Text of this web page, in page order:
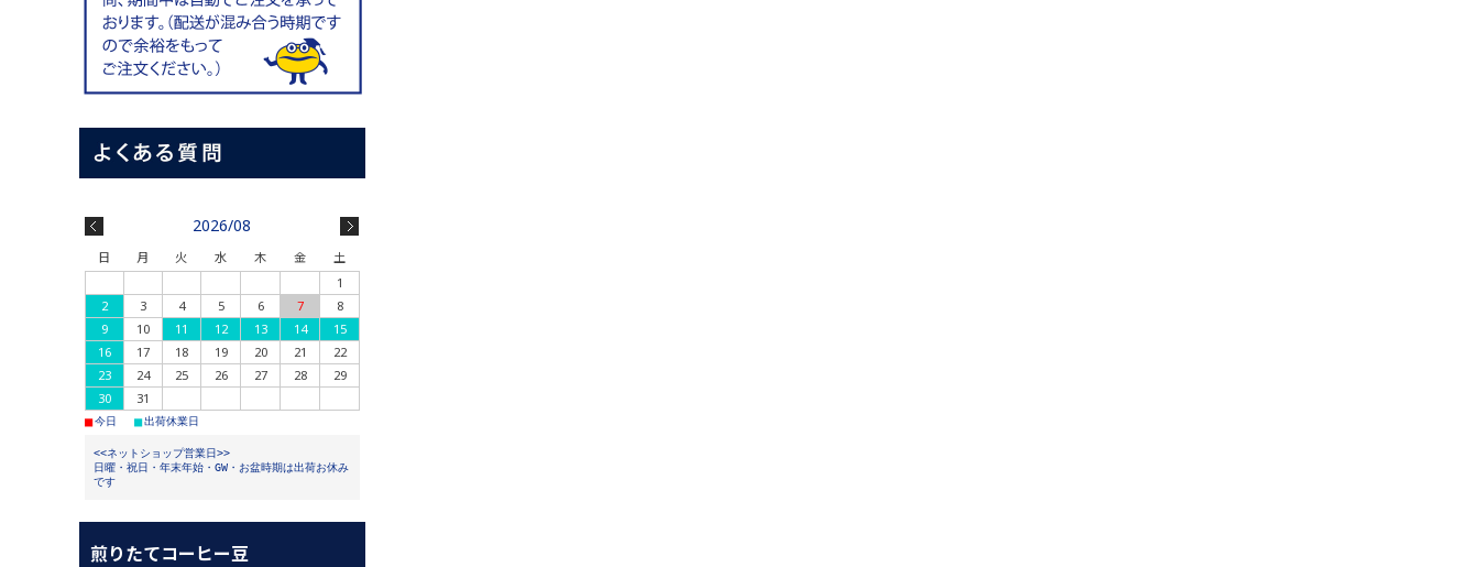
2026/08
日 月 火 水 木 金
土
1
2
3 4 5 6 7
8
9
10 11 12 13 14
15
16
17 18 19 20 21
22
23
24 25 26 27 28
29
30
31
■今日 ■出荷休業日
<<ネットショップ営業日>>
日曜・祝日・年末年始・GW・お盆時期は出荷お休み
です
煎りたてコーヒー豆